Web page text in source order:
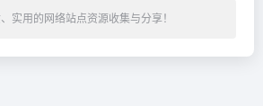
实用的网络站点资源收集与分享！